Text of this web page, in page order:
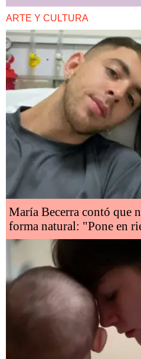
ARTE Y CULTURA
María Becerra contó que
forma natural: "Pone en